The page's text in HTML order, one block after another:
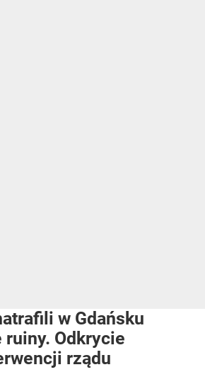
w Gdańsku
ruiny. Odkrycie
rządu